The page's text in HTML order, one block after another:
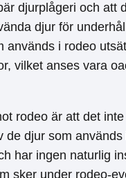
djurplågeri och att
djur för
används i rodeo
vilket anses vara
rodeo är att det
de djur som
har ingen naturlig
sker under rodeo-